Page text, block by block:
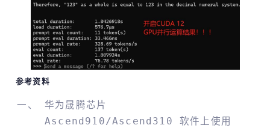
参考资料
华为晟腾芯片
Ascend910/Ascend310 软件上使用